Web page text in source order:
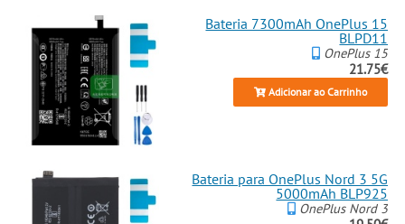
Bateria 7300mAh OnePlus 15
BLPD11
OnePlus 15
21.75€
Adicionar ao Carrinho
Bateria para OnePlus Nord 3 5G
5000mAh BLP925
OnePlus Nord 3